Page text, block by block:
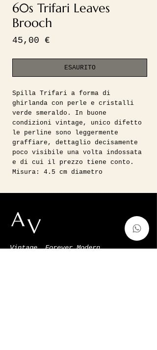
60s Trifari Leaves
Brooch
45,00 €
ESAURITO
Spilla Trifari a forma di
ghirlanda con perle e cristalli
verde smeraldo. In buone
condizioni vintage, unico difetto
le perline sono leggermente
graffiare, dettaglio decisamente
poco visibile una volta indossata
e di cui il prezzo tiene conto.
Misura: 4.5 cm diametro
Vintage, Forever Modern.